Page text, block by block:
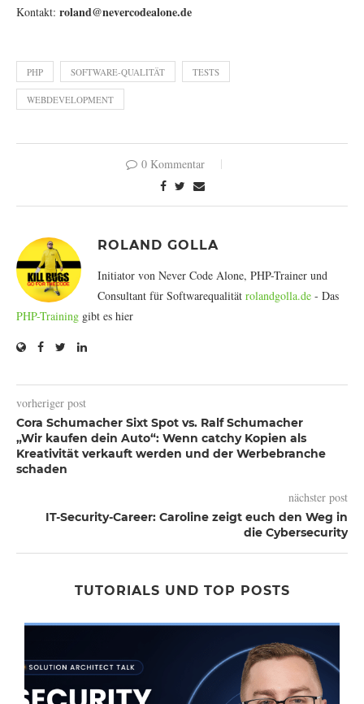
Kontakt: roland@nevercodealone.de
PHP SOFTWARE-QUALITÄT TESTS
WEBDEVELOPMENT
0 Kommentar
ROLAND GOLLA
Initiator von Never Code Alone, PHP-Trainer und
Consultant für Softwarequalität rolandgolla.de - Das
PHP-Training gibt es hier
vorheriger post
Cora Schumacher Sixt Spot vs. Ralf Schumacher
„Wir kaufen dein Auto“: Wenn catchy Kopien als
Kreativität verkauft werden und der Werbebranche
schaden
nächster post
IT-Security-Career: Caroline zeigt euch den Weg in
die Cybersecurity
TUTORIALS UND TOP POSTS